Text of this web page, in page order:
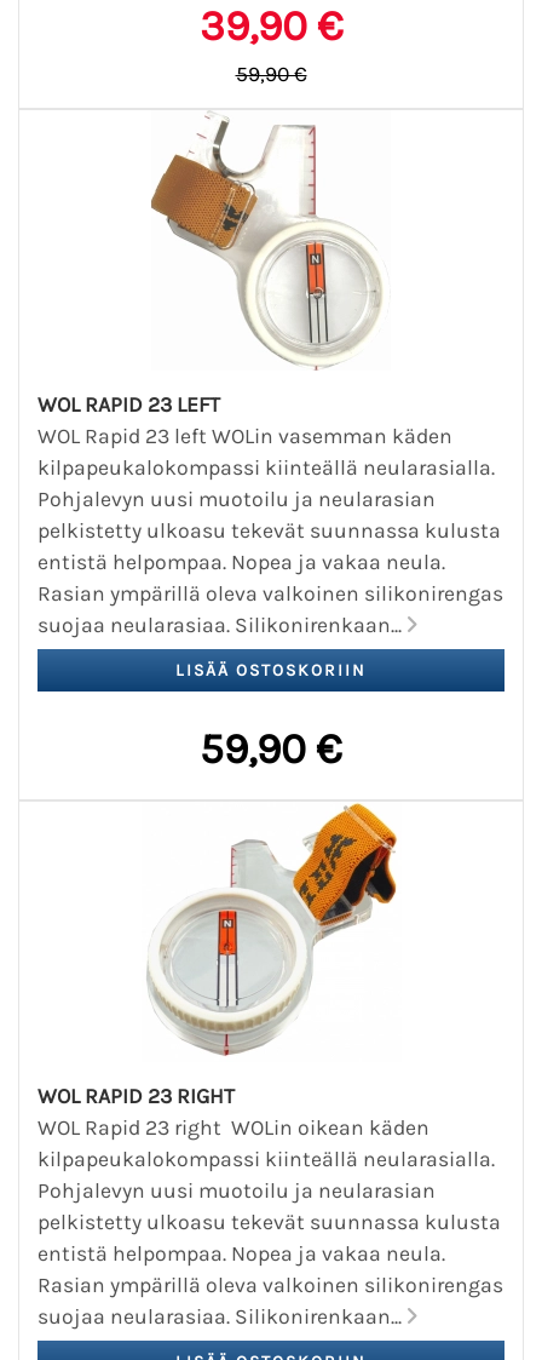
39,90 €
59,90 €
WOL RAPID 23 LEFT
WOL Rapid 23 left WOLin vasemman käden
kilpapeukalokompassi kiinteällä neularasialla.
Pohjalevyn uusi muotoilu ja neularasian
pelkistetty ulkoasu tekevät suunnassa kulusta
entistä helpompaa. Nopea ja vakaa neula.
Rasian ympärillä oleva valkoinen silikonirengas
suojaa neularasiaa. Silikonirenkaan...
59,90 €
WOL RAPID 23 RIGHT
WOL Rapid 23 right WOLin oikean käden
kilpapeukalokompassi kiinteällä neularasialla.
Pohjalevyn uusi muotoilu ja neularasian
pelkistetty ulkoasu tekevät suunnassa kulusta
entistä helpompaa. Nopea ja vakaa neula.
Rasian ympärillä oleva valkoinen silikonirengas
suojaa neularasiaa. Silikonirenkaan...